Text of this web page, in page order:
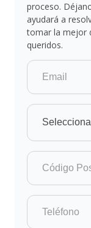
proceso.
ayudará a
tomar la mejor
queridos.